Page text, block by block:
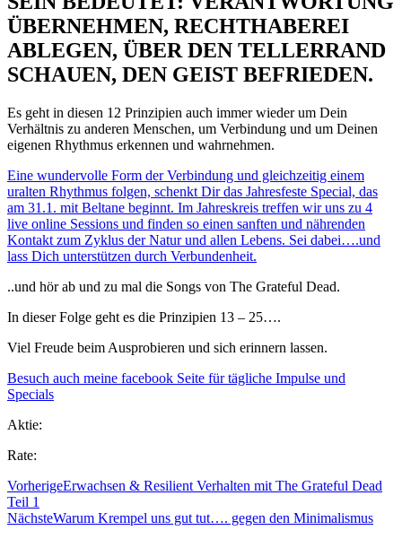
ÜBERNEHMEN, RECHTHABEREI
ABLEGEN, ÜBER DEN TELLERRAND
SCHAUEN, DEN GEIST BEFRIEDEN.
Es geht in diesen 12 Prinzipien auch immer wieder um Dein
Verhältnis zu anderen Menschen, um Verbindung und um Deinen
eigenen Rhythmus erkennen und wahrnehmen.
Eine wundervolle Form der Verbindung und gleichzeitig einem
uralten Rhythmus folgen, schenkt Dir das Jahresfeste Special, das
am 31.1. mit Beltane beginnt. Im Jahreskreis treffen wir uns zu 4
live online Sessions und finden so einen sanften und nährenden
Kontakt zum Zyklus der Natur und allen Lebens. Sei dabei….und
lass Dich unterstützen durch Verbundenheit.
..und hör ab und zu mal die Songs von The Grateful Dead.
In dieser Folge geht es die Prinzipien 13 – 25….
Viel Freude beim Ausprobieren und sich erinnern lassen.
Besuch auch meine facebook Seite für tägliche Impulse und
Specials
Aktie:
Rate:
VorherigeErwachsen & Resilient Verhalten mit The Grateful Dead
Teil 1
NächsteWarum Krempel uns gut tut…. gegen den Minimalismus